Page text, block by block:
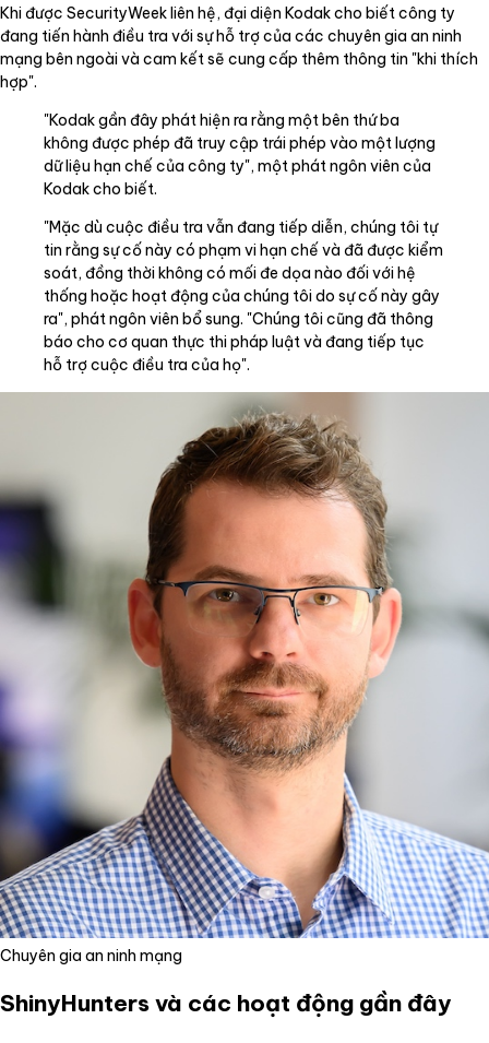
Khi được SecurityWeek liên hệ, đại diện Kodak cho biết công ty
đang tiến hành điều tra với sự hỗ trợ của các chuyên gia an ninh
mạng bên ngoài và cam kết sẽ cung cấp thêm thông tin "khi thích
hợp".
"Kodak gần đây phát hiện ra rằng một bên thứ ba
không được phép đã truy cập trái phép vào một lượng
dữ liệu hạn chế của công ty", một phát ngôn viên của
Kodak cho biết.
"Mặc dù cuộc điều tra vẫn đang tiếp diễn, chúng tôi tự
tin rằng sự cố này có phạm vi hạn chế và đã được kiểm
soát, đồng thời không có mối đe dọa nào đối với hệ
thống hoặc hoạt động của chúng tôi do sự cố này gây
ra", phát ngôn viên bổ sung. "Chúng tôi cũng đã thông
báo cho cơ quan thực thi pháp luật và đang tiếp tục
hỗ trợ cuộc điều tra của họ".
Chuyên gia an ninh mạng
ShinyHunters và các hoạt động gần đây